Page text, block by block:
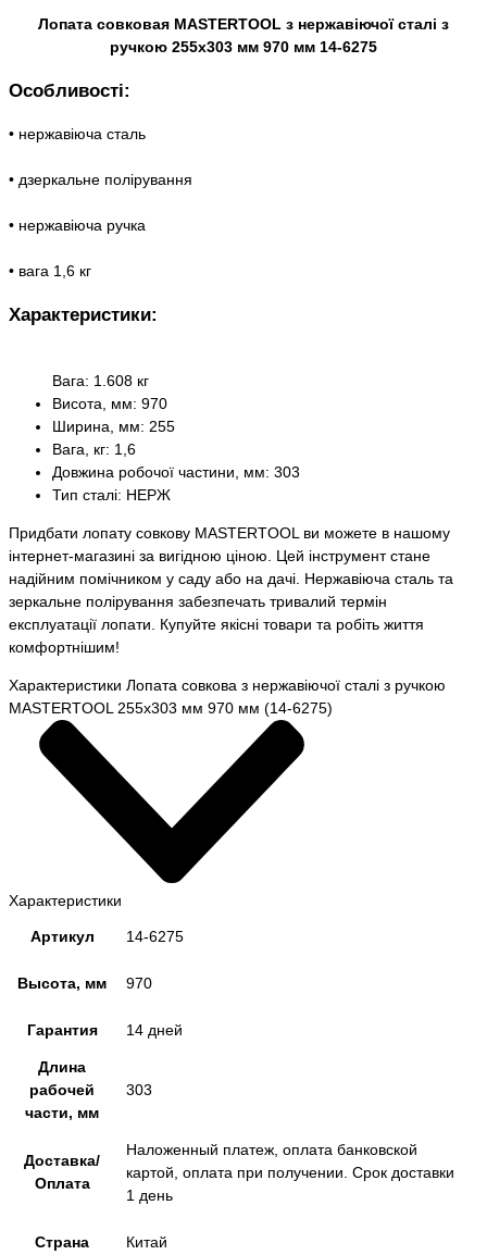
Лопата совковая MASTERTOOL з нержавіючої сталі з
ручкою 255х303 мм 970 мм 14-6275
Особливості:
• нержавіюча сталь
• дзеркальне полірування
• нержавіюча ручка
• вага 1,6 кг
Характеристики:
Вага: 1.608 кг
Висота, мм: 970
Ширина, мм: 255
Вага, кг: 1,6
Довжина робочої частини, мм: 303
Тип сталі: НЕРЖ
Придбати лопату совкову MASTERTOOL ви можете в нашому
інтернет-магазині за вигідною ціною. Цей інструмент стане
надійним помічником у саду або на дачі. Нержавіюча сталь та
зеркальне полірування забезпечать тривалий термін
експлуатації лопати. Купуйте якісні товари та робіть життя
комфортнішим!
Характеристики Лопата совкова з нержавіючої сталі з ручкою
MASTERTOOL 255х303 мм 970 мм (14-6275)
Характеристики
Артикул 14-6275
Высота, мм 970
Гарантия 14 дней
Длина
рабочей
части, мм
303
Доставка/
Оплата
Наложенный платеж, оплата банковской
картой, оплата при получении. Срок доставки
1 день
Страна Китай